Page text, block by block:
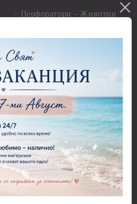
Перфоратори - Животни
Грунд и почистващи
разтвори
Платна за рисуване
Стативи и поставки
Четки и инструменти
Моливи, акварелни
комплекти